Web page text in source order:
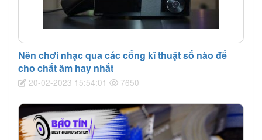
Nên chơi nhạc qua các cổng kĩ thuật số nào để
cho chất âm hay nhất
20-02-2023 15:54:01 7650